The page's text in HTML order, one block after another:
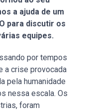
a ajuda de um
para discutir os
equipes.
por tempos
a crise provocada
pela humanidade
nessa escala. Os
foram